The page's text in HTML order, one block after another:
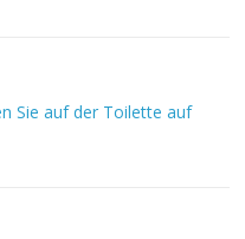
Sie auf der Toilette auf